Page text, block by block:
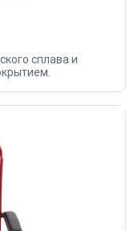
сплава и